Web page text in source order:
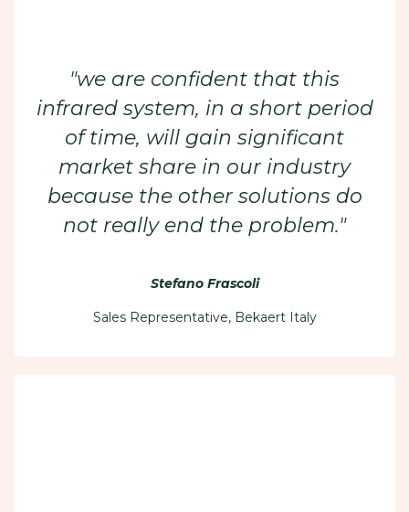
"we are confident that this
infrared system, in a short period
of time, will gain significant
market share in our industry
because the other solutions do
not really end the problem."
Stefano Frascoli
Sales Representative, Bekaert Italy